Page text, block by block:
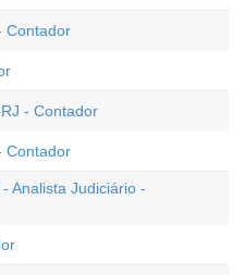
Contador
- Contador
Contador
Analista Judiciário -